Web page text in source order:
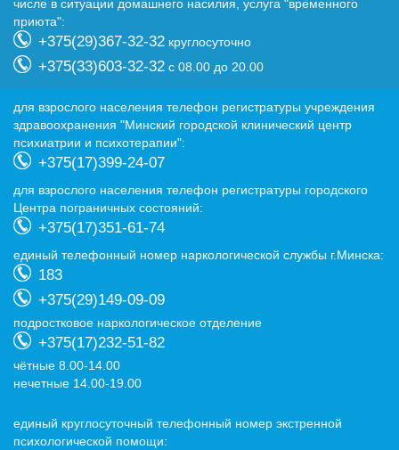
числе в ситуации домашнего насилия, услуга "временного
приюта":
+375(29)367-32-32 круглосуточно
+375(33)603-32-32 с 08.00 до 20.00
для взрослого населения телефон регистратуры учреждения
здравоохранения "Минский городской клинический центр
психиатрии и психотерапии":
+375(17)399-24-07
для взрослого населения телефон регистратуры городского
Центра пограничных состояний:
+375(17)351-61-74
eдиный телефонный номер наркологической службы г.Минска:
183
+375(29)149-09-09
подростковое наркологическое отделение
+375(17)232-51-82
чётные 8.00-14.00
нечетные 14.00-19.00
eдиный круглосуточный телефонный номер экстренной
психологической помощи: